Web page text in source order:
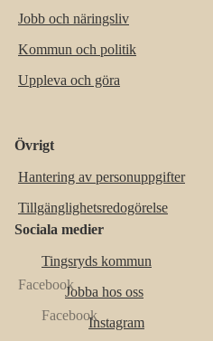
Jobb och näringsliv
Kommun och politik
Uppleva och göra
Övrigt
Hantering av personuppgifter
Tillgänglighetsredogörelse
Sociala medier
Tingsryds kommun
Jobba hos oss
Instagram